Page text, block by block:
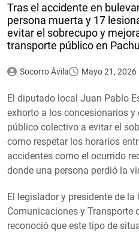
Tras el accidente en
persona muerta y 17
evitar el sobrecupo y
transporte público en
Socorro Ávila Mayo 21, 2026
El diputado local Juan Pablo
exhorto a los concesionarios
público colectivo a evitar el
como respetar los horarios
accidentes como el ocurrido
donde una persona perdió la
El legislador y presidente de la
Comunicaciones y Transporte
reconoció que este tipo de